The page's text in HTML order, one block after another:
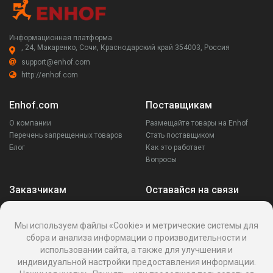
Информационная платформа
, 24, Макаренко, Сочи, Краснодарский край 354003, Россия
support@enhof.com
http://enhof.com
Enhof.com
О компании
Перечень запрещенных товаров
Блог
Поставщикам
Размещайте товары на Enhof
Стать поставщиком
Как это работает
Вопросы
Заказчикам
Ваши запросы
Написать поставщику
Написать в поддержку
Реквизиты
Оставайся на связи
Мы используем файлы «Cookie» и метрические системы для
сбора и анализа информации о производительности и
использовании сайта, а также для улучшения и
индивидуальной настройки предоставления информации.